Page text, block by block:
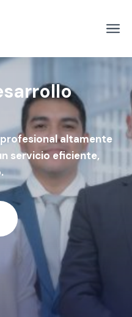
altamente
servicio eficiente,